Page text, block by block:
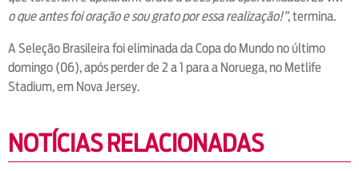
o que antes foi oração e sou grato por essa realização!”, termina.
A Seleção Brasileira foi eliminada da Copa do Mundo no último
domingo (06), após perder de 2 a 1 para a Noruega, no Metlife
Stadium, em Nova Jersey.
NOTÍCIAS RELACIONADAS